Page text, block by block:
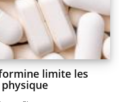
limite les